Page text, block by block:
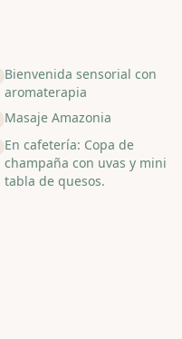
Bienvenida sensorial con
aromaterapia
Masaje Amazonia
En cafetería: Copa de
champaña con uvas y mini
tabla de quesos.